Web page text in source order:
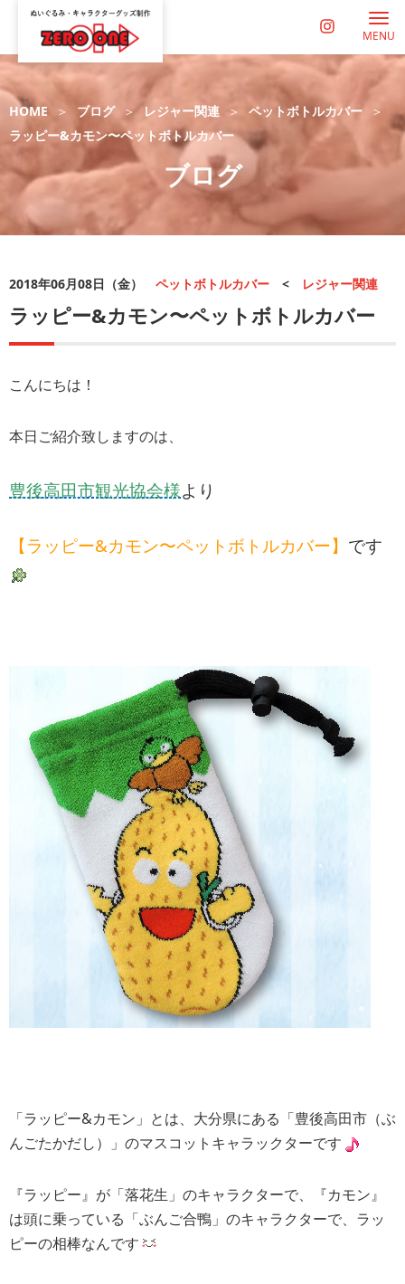
MENU
HOME ブログ レジャー関連
ペットボトルカバー
ラッピー&カモン〜ペットボトルカバー
ブログ
2018年06月08日（金） ペットボトルカバー < レジャー関連
ラッピー&カモン〜ペットボトルカバー
こんにちは！
本日ご紹介致しますのは、
豊後高田市観光協会様より
【ラッピー&カモン〜ペットボトルカバー】 です
「ラッピー&カモン」とは、大分県にある「豊後高田市（ぶ
んごたかだし）」のマスコットキャラックターです
『ラッピー』が「落花生」のキャラクターで、『カモン』
は頭に乗っている「ぶんご合鴨」のキャラクターで、ラッ
ピーの相棒なんです